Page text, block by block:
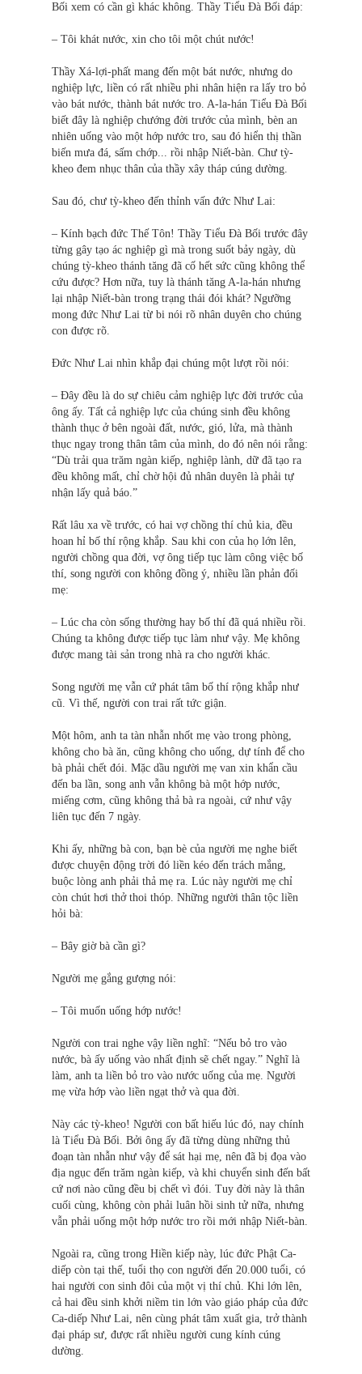
Bối xem có cần gì khác không. Thầy Tiểu Đà Bối đáp:
– Tôi khát nước, xin cho tôi một chút nước!
Thầy Xá-lợi-phất mang đến một bát nước, nhưng do
nghiệp lực, liền có rất nhiều phi nhân hiện ra lấy tro bỏ
vào bát nước, thành bát nước tro. A-la-hán Tiểu Đà Bối
biết đây là nghiệp chướng đời trước của mình, bèn an
nhiên uống vào một hớp nước tro, sau đó hiển thị thần
biến mưa đá, sấm chớp... rồi nhập Niết-bàn. Chư tỳ-
kheo đem nhục thân của thầy xây tháp cúng dường.
Sau đó, chư tỳ-kheo đến thỉnh vấn đức Như Lai:
– Kính bạch đức Thế Tôn! Thầy Tiểu Đà Bối trước đây
từng gây tạo ác nghiệp gì mà trong suốt bảy ngày, dù
chúng tỳ-kheo thánh tăng đã cố hết sức cũng không thể
cứu được? Hơn nữa, tuy là thánh tăng A-la-hán nhưng
lại nhập Niết-bàn trong trạng thái đói khát? Ngưỡng
mong đức Như Lai từ bi nói rõ nhân duyên cho chúng
con được rõ.
Đức Như Lai nhìn khắp đại chúng một lượt rồi nói:
– Đây đều là do sự chiêu cảm nghiệp lực đời trước của
ông ấy. Tất cả nghiệp lực của chúng sinh đều không
thành thục ở bên ngoài đất, nước, gió, lửa, mà thành
thục ngay trong thân tâm của mình, do đó nên nói rằng:
“Dù trải qua trăm ngàn kiếp, nghiệp lành, dữ đã tạo ra
đều không mất, chỉ chờ hội đủ nhân duyên là phải tự
nhận lấy quả báo.”
Rất lâu xa về trước, có hai vợ chồng thí chủ kia, đều
hoan hỉ bố thí rộng khắp. Sau khi con của họ lớn lên,
người chồng qua đời, vợ ông tiếp tục làm công việc bố
thí, song người con không đồng ý, nhiều lần phản đối
mẹ:
– Lúc cha còn sống thường hay bố thí đã quá nhiều rồi.
Chúng ta không được tiếp tục làm như vậy. Mẹ không
được mang tài sản trong nhà ra cho người khác.
Song người mẹ vẫn cứ phát tâm bố thí rộng khắp như
cũ. Vì thế, người con trai rất tức giận.
Một hôm, anh ta tàn nhẫn nhốt mẹ vào trong phòng,
không cho bà ăn, cũng không cho uống, dự tính để cho
bà phải chết đói. Mặc dầu người mẹ van xin khẩn cầu
đến ba lần, song anh vẫn không bà một hớp nước,
miếng cơm, cũng không thả bà ra ngoài, cứ như vậy
liên tục đến 7 ngày.
Khi ấy, những bà con, bạn bè của người mẹ nghe biết
được chuyện động trời đó liền kéo đến trách mắng,
buộc lòng anh phải thả mẹ ra. Lúc này người mẹ chỉ
còn chút hơi thở thoi thóp. Những người thân tộc liền
hỏi bà:
– Bây giờ bà cần gì?
Người mẹ gắng gượng nói:
– Tôi muốn uống hớp nước!
Người con trai nghe vậy liền nghĩ: “Nếu bỏ tro vào
nước, bà ấy uống vào nhất định sẽ chết ngay.” Nghĩ là
làm, anh ta liền bỏ tro vào nước uống của mẹ. Người
mẹ vừa hớp vào liền ngạt thở và qua đời.
Này các tỳ-kheo! Người con bất hiếu lúc đó, nay chính
là Tiểu Đà Bối. Bởi ông ấy đã từng dùng những thủ
đoạn tàn nhẫn như vậy để sát hại mẹ, nên đã bị đọa vào
địa ngục đến trăm ngàn kiếp, và khi chuyển sinh đến bất
cứ nơi nào cũng đều bị chết vì đói. Tuy đời này là thân
cuối cùng, không còn phải luân hồi sinh tử nữa, nhưng
vẫn phải uống một hớp nước tro rồi mới nhập Niết-bàn.
Ngoài ra, cũng trong Hiền kiếp này, lúc đức Phật Ca-
diếp còn tại thế, tuổi thọ con người đến 20.000 tuổi, có
hai người con sinh đôi của một vị thí chủ. Khi lớn lên,
cả hai đều sinh khởi niềm tin lớn vào giáo pháp của đức
Ca-diếp Như Lai, nên cùng phát tâm xuất gia, trở thành
đại pháp sư, được rất nhiều người cung kính cúng
dường.